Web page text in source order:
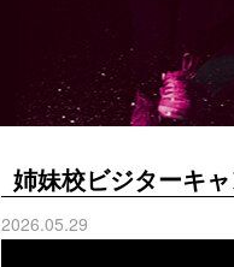
姉妹校ビジターキ
2026.05.29